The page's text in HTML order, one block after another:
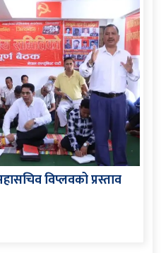
विप्लवको प्रस्ताव